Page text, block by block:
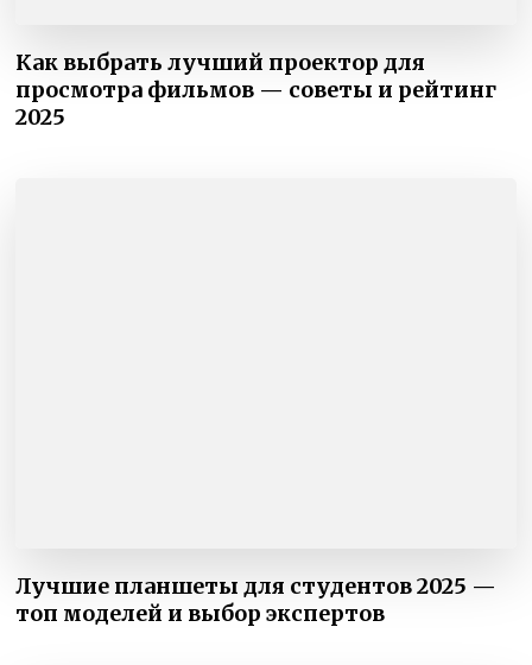
Как выбрать лучший проектор для
просмотра фильмов — советы и рейтинг
2025
Лучшие планшеты для студентов 2025 —
топ моделей и выбор экспертов